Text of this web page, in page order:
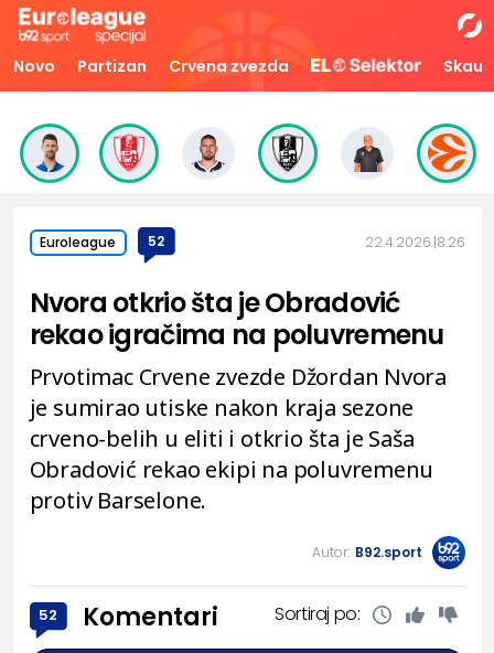
Novo Partizan Crvena zvezda Skaut
Euroleague 52 22.4.2026. 8:26
Nvora otkrio šta je Obradović
rekao igračima na poluvremenu
Prvotimac Crvene zvezde Džordan Nvora
je sumirao utiske nakon kraja sezone
crveno-belih u eliti i otkrio šta je Saša
Obradović rekao ekipi na poluvremenu
protiv Barselone.
Autor: B92.sport
52 Komentari Sortiraj po: